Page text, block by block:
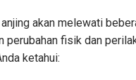
akan melewati
perubahan fisik dan
ketahui: